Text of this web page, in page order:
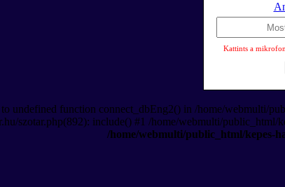
Kattints a
undefined function connect_dbEng2() in /home/webmulti/
szotar.php(892): include() #1 /home/webmulti/
/home/webmulti/public_html/kepes-